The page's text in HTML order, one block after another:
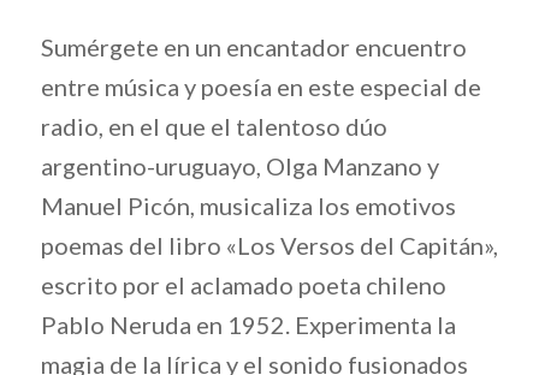
Sumérgete en un encantador encuentro
entre música y poesía en este especial de
radio, en el que el talentoso dúo
argentino-uruguayo, Olga Manzano y
Manuel Picón, musicaliza los emotivos
poemas del libro «Los Versos del Capitán»,
escrito por el aclamado poeta chileno
Pablo Neruda en 1952. Experimenta la
magia de la lírica y el sonido fusionados